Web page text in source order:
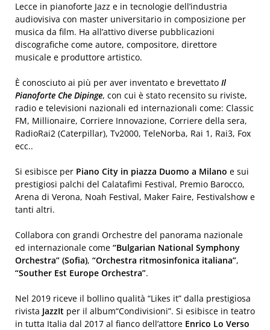
Lecce in pianoforte Jazz e in tecnologie dell’industria
audiovisiva con master universitario in composizione per
musica da film. Ha all’attivo diverse pubblicazioni
discografiche come autore, compositore, direttore
musicale e produttore artistico.
È conosciuto ai più per aver inventato e brevettato Il
Pianoforte Che Dipinge, con cui è stato recensito su riviste,
radio e televisioni nazionali ed internazionali come: Classic
FM, Millionaire, Corriere Innovazione, Corriere della sera,
RadioRai2 (Caterpillar), Tv2000, TeleNorba, Rai 1, Rai3, Fox
ecc..
Si esibisce per Piano City in piazza Duomo a Milano e sui
prestigiosi palchi del Calatafimi Festival, Premio Barocco,
Arena di Verona, Noah Festival, Maker Faire, Festivalshow e
tanti altri.
Collabora con grandi Orchestre del panorama nazionale
ed internazionale come “Bulgarian National Symphony
Orchestra” (Sofia), “Orchestra ritmosinfonica italiana”,
“Souther Est Europe Orchestra”.
Nel 2019 riceve il bollino qualità “Likes it” dalla prestigiosa
rivista JazzIt per il album“Condivisioni”. Si esibisce in teatro
in tutta Italia dal 2017 al fianco dell’attore Enrico Lo Verso